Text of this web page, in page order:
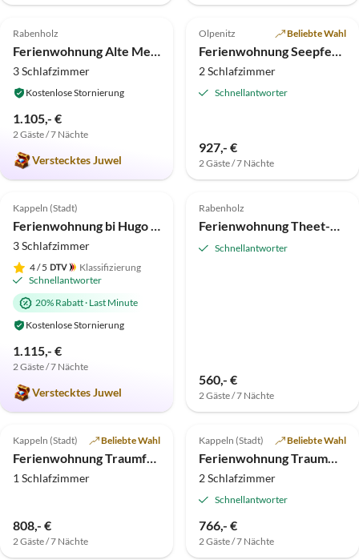
Hundefreundlich
Top-Inserat
4.9 (14)
Rabenholz
3 Schlafzimmer
Kostenlose Stornierung
1.105,- €
2 Gäste / 7 Nächte
Verstecktes Juwel
Top-Inserat
5.0 (5)
Olpenitz Beliebte Wahl
2 Schlafzimmer
Schnellantworter
927,- €
2 Gäste / 7 Nächte
Top-Inserat
5.0 (4)
Kappeln (Stadt)
3 Schlafzimmer
4/ 5
Klassifizierung
Schnellantworter
20% Rabatt· Last Minute
Kostenlose Stornierung
1.115,- €
2 Gäste / 7 Nächte
Verstecktes Juwel
Top-Inserat
5.0 (1)
Rabenholz
Schnellantworter
560,- €
2 Gäste / 7 Nächte
Top-Inserat
Kappeln (Stadt) Beliebte Wahl
1 Schlafzimmer
808,- €
2 Gäste / 7 Nächte
Top-Inserat
Kappeln (Stadt) Beliebte Wahl
2 Schlafzimmer
Schnellantworter
766,- €
2 Gäste / 7 Nächte